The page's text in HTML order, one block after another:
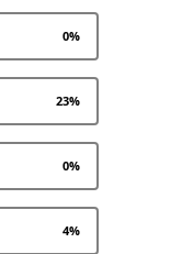
0%
23%
0%
4%